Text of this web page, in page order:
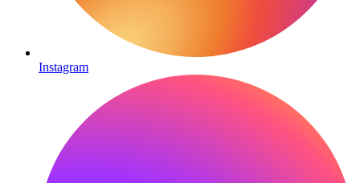
Instagram